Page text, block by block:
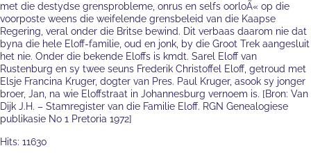
met die destydse grensprobleme, onrus en selfs oorloÃ« op die
voorposte weens die weifelende grensbeleid van die Kaapse
Regering, veral onder die Britse bewind. Dit verbaas daarom nie dat
byna die hele Eloff-familie, oud en jonk, by die Groot Trek aangesluit
het nie. Onder die bekende Eloffs is kmdt. Sarel Eloff van
Rustenburg en sy twee seuns Frederik Christoffel Eloff, getroud met
Elsje Francina Kruger, dogter van Pres. Paul Kruger, asook sy jonger
broer, Jan, na wie Eloffstraat in Johannesburg vernoem is. [Bron: Van
Dijk J.H. – Stamregister van die Familie Eloff. RGN Genealogiese
publikasie No 1 Pretoria 1972]
Hits: 11630